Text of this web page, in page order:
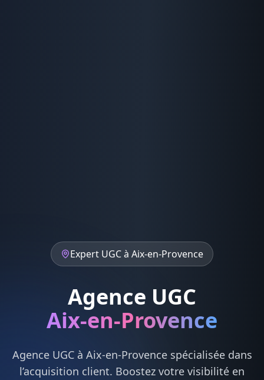
Expert UGCà Aix-en-Provence
Agence UGC
Aix-en-Provence
Agence UGCà Aix-en-Provencespécialisée dans
l’acquisition client. Boostez votre visibilité en